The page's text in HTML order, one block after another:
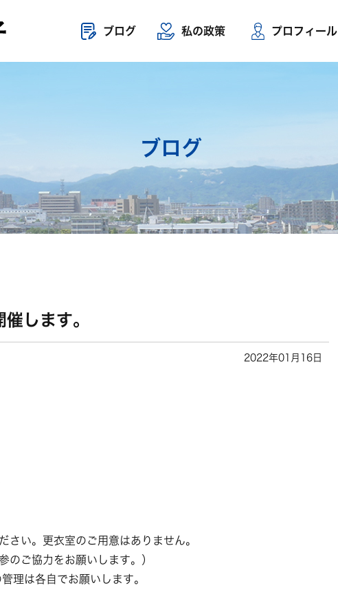
ブログ 私の政策 プロフィール
ブログ
します。
2022年01月16日
い。更衣室のご用意はありません。
ご協力をお願いします。）
理は各自でお願いします。